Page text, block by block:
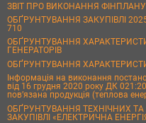
ЗВІТ ПРО ВИКОНАННЯ ФІНПЛАНУ
ОБҐРУНТУВАННЯ ЗАКУПІВЛІ
710
ОБҐРУНТУВАННЯ
ГЕНЕРАТОРІВ
ОБҐРУНТУВАННЯ
Інформація на виконання
від 16 грудня 2020 року ДК
пов’язана продукція (теплова
ОБҐРУНТУВАННЯ ТЕХНІЧНИХ
ЗАКУПІВЛІ «ЕЛЕКТРИЧНА